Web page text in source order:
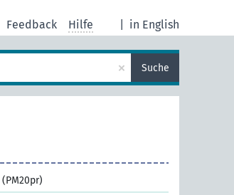
in English
Feedback Hilfe
× Suche
(PM20pr)